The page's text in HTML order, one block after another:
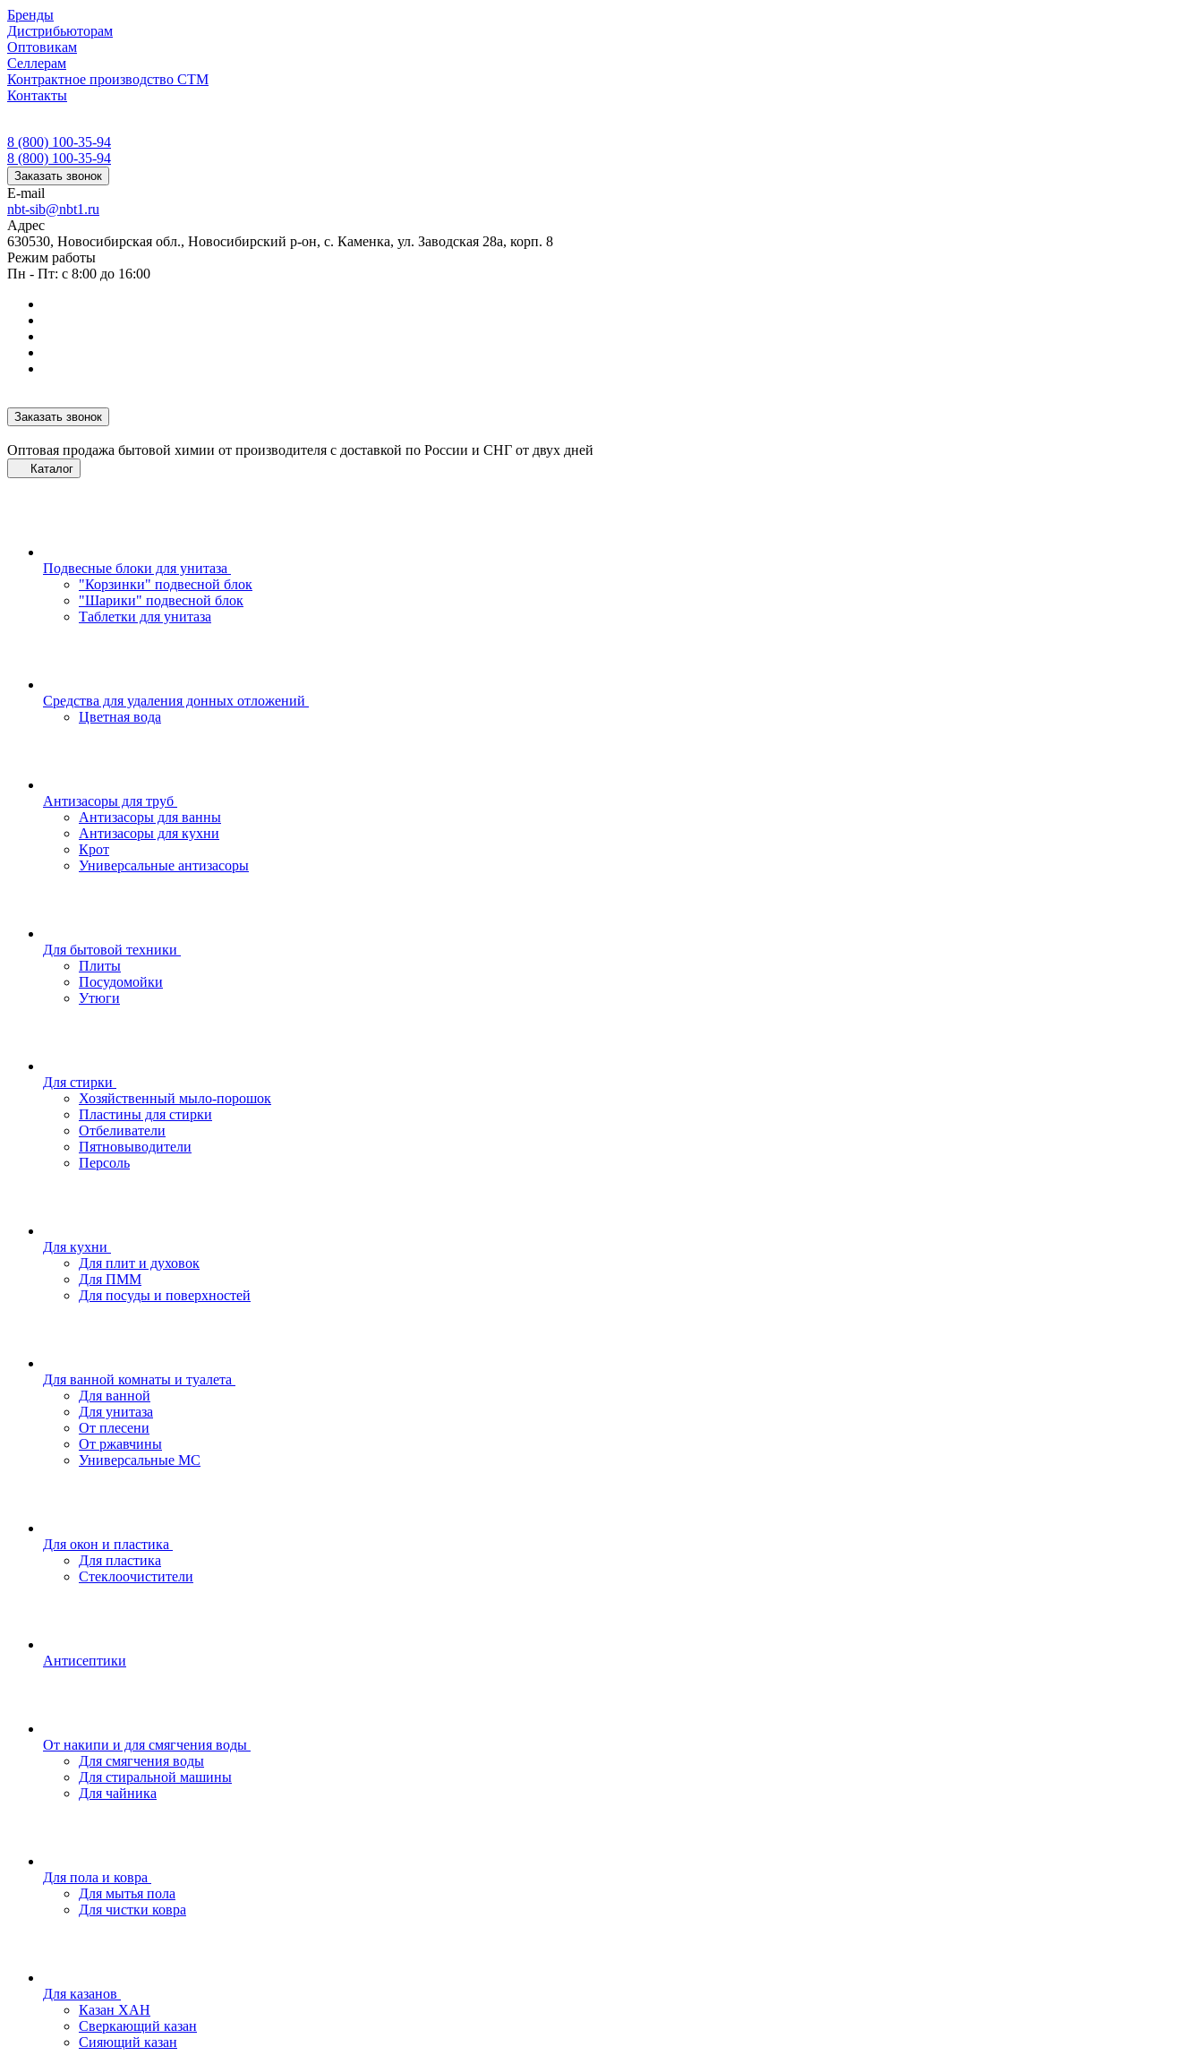
Бренды
Дистрибьюторам
Оптовикам
Селлерам
Контрактное производство СТМ
Контакты
8 (800) 100-35-94
8 (800) 100-35-94
Заказать звонок
E-mail
nbt-sib@nbt1.ru
Адрес
630530, Новосибирская обл., Новосибирский р-он, с. Каменка, ул. Заводская 28а, корп. 8
Режим работы
Пн - Пт: с 8:00 до 16:00
Заказать звонок
Оптовая продажа бытовой химии от производителя с доставкой по России и СНГ от двух дней
Каталог
Подвесные блоки для унитаза
"Корзинки" подвесной блок
"Шарики" подвесной блок
Таблетки для унитаза
Средства для удаления донных отложений
Цветная вода
Антизасоры для труб
Антизасоры для ванны
Антизасоры для кухни
Крот
Универсальные антизасоры
Для бытовой техники
Плиты
Посудомойки
Утюги
Для стирки
Хозяйственный мыло-порошок
Пластины для стирки
Отбеливатели
Пятновыводители
Персоль
Для кухни
Для плит и духовок
Для ПММ
Для посуды и поверхностей
Для ванной комнаты и туалета
Для ванной
Для унитаза
От плесени
От ржавчины
Универсальные МС
Для окон и пластика
Для пластика
Стеклоочистители
Антисептики
От накипи и для смягчения воды
Для смягчения воды
Для стиральной машины
Для чайника
Для пола и ковра
Для мытья пола
Для чистки ковра
Для казанов
Казан ХАН
Сверкающий казан
Сияющий казан